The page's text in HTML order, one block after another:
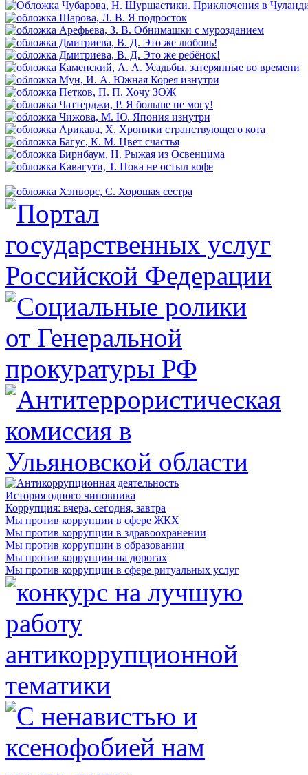
История одного чиновника
Коррупция: вчера, сегодня, завтра
Мы против коррупции в сфере ЖКХ
Мы против коррупции в здравоохранении
Мы против коррупции в образовании
Мы против коррупции на дорогах
Мы против коррупции в сфере ритуальных услуг